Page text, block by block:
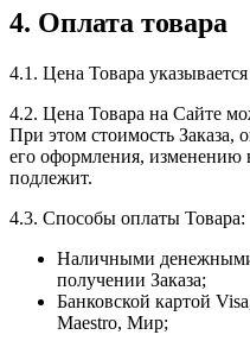
4. Оплата товара
4.1. Цена Товара
4.2. Цена Товара на Сайте
При этом стоимость Заказа,
его оформления, изменению
подлежит.
4.3. Способы оплаты Товара:
Наличными денежными
получении Заказа;
Банковской картой
Maestro, Мир;